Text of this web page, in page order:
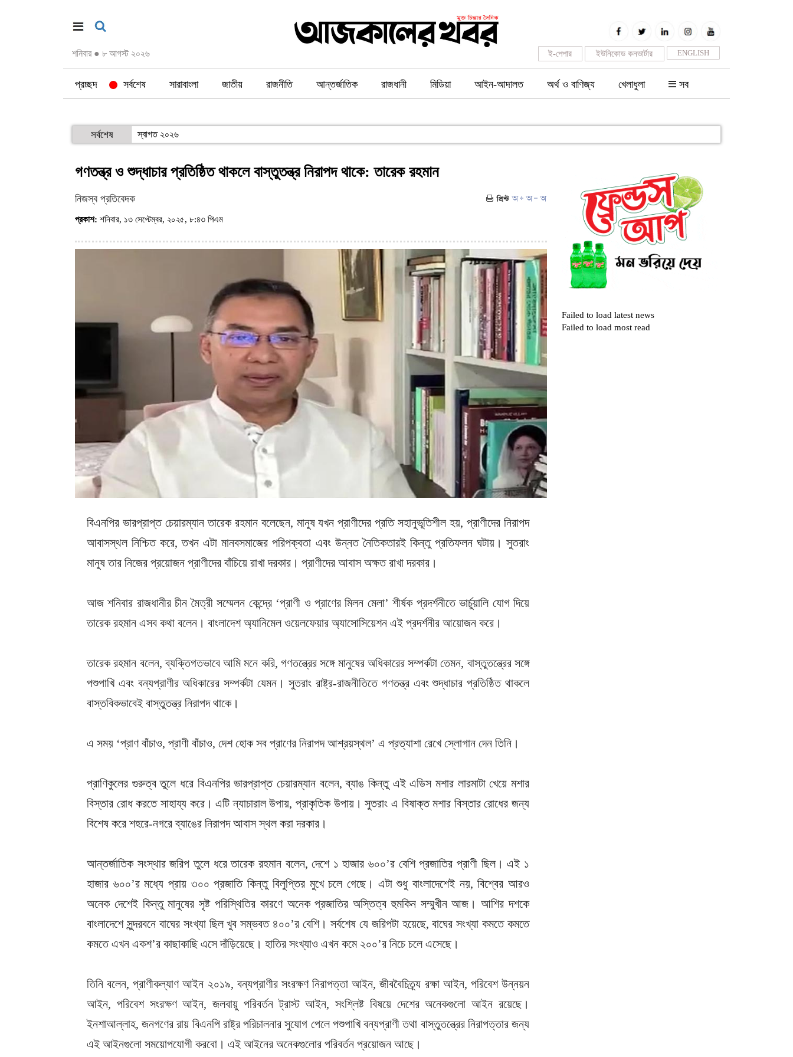
শনিবার ● ৮ আগস্ট ২০২৬ ENGLISH
ইউনিকোড কনভার্টার
ই-পেপার
প্রচ্ছদ সর্বশেষ সারাবাংলা জাতীয় রাজনীতি আন্তর্জাতিক রাজধানী মিডিয়া আইন-আদালত অর্থ ও বাণিজ্য খেলাধুলা সব
সর্বশেষ স্বাগত ২০২৬
গণতন্ত্র ও শুদ্ধাচার প্রতিষ্ঠিত থাকলে বাস্তুতন্ত্র নিরাপদ থাকে: তারেক রহমান
নিজস্ব প্রতিবেদক
প্রকাশ: শনিবার, ১৩ সেপ্টেম্বর, ২০২৫, ৮:৪৩ পিএম
বিএনপির ভারপ্রাপ্ত চেয়ারম্যান তারেক রহমান বলেছেন, মানুষ যখন প্রাণীদের প্রতি সহানুভূতিশীল হয়, প্রাণীদের নিরাপদ
আবাসস্থল নিশ্চিত করে, তখন এটা মানবসমাজের পরিপক্বতা এবং উন্নত নৈতিকতারই কিন্তু প্রতিফলন ঘটায়। সুতরাং
মানুষ তার নিজের প্রয়োজন প্রাণীদের বাঁচিয়ে রাখা দরকার। প্রাণীদের আবাস অক্ষত রাখা দরকার।
আজ শনিবার রাজধানীর চীন মৈত্রী সম্মেলন কেন্দ্রে ‘প্রাণী ও প্রাণের মিলন মেলা’ শীর্ষক প্রদর্শনীতে ভার্চুয়ালি যোগ দিয়ে
তারেক রহমান এসব কথা বলেন। বাংলাদেশ অ্যানিমেল ওয়েলফেয়ার অ্যাসোসিয়েশন এই প্রদর্শনীর আয়োজন করে।
তারেক রহমান বলেন, ব্যক্তিগতভাবে আমি মনে করি, গণতন্ত্রের সঙ্গে মানুষের অধিকারের সম্পর্কটা তেমন, বাস্তুতন্ত্রের সঙ্গে
পশুপাখি এবং বন্যপ্রাণীর অধিকারের সম্পর্কটা যেমন। সুতরাং রাষ্ট্র-রাজনীতিতে গণতন্ত্র এবং শুদ্ধাচার প্রতিষ্ঠিত থাকলে
বাস্তবিকভাবেই বাস্তুতন্ত্র নিরাপদ থাকে।
এ সময় ‘প্রাণ বাঁচাও, প্রাণী বাঁচাও, দেশ হোক সব প্রাণের নিরাপদ আশ্রয়স্থল’ এ প্রত্যাশা রেখে স্লোগান দেন তিনি।
প্রাণিকুলের গুরুত্ব তুলে ধরে বিএনপির ভারপ্রাপ্ত চেয়ারম্যান বলেন, ব্যাঙ কিন্তু এই এডিস মশার লারমাটা খেয়ে মশার
বিস্তার রোধ করতে সাহায্য করে। এটি ন্যাচারাল উপায়, প্রাকৃতিক উপায়। সুতরাং এ বিষাক্ত মশার বিস্তার রোধের জন্য
বিশেষ করে শহরে-নগরে ব্যাঙের নিরাপদ আবাস স্থল করা দরকার।
আন্তর্জাতিক সংস্থার জরিপ তুলে ধরে তারেক রহমান বলেন, দেশে ১ হাজার ৬০০’র বেশি প্রজাতির প্রাণী ছিল। এই ১
হাজার ৬০০’র মধ্যে প্রায় ৩০০ প্রজাতি কিন্তু বিলুপ্তির মুখে চলে গেছে। এটা শুধু বাংলাদেশেই নয়, বিশ্বের আরও
অনেক দেশেই কিন্তু মানুষের সৃষ্ট পরিস্থিতির কারণে অনেক প্রজাতির অস্তিত্ব হুমকিন সম্মুখীন আজ। আশির দশকে
বাংলাদেশে সুন্দরবনে বাঘের সংখ্যা ছিল খুব সম্ভবত ৪০০’র বেশি। সর্বশেষ যে জরিপটা হয়েছে, বাঘের সংখ্যা কমতে কমতে
কমতে এখন একশ’র কাছাকাছি এসে দাঁড়িয়েছে। হাতির সংখ্যাও এখন কমে ২০০’র নিচে চলে এসেছে।
তিনি বলেন, প্রাণীকল্যাণ আইন ২০১৯, বন্যপ্রাণীর সংরক্ষণ নিরাপত্তা আইন, জীববৈচিত্র্য রক্ষা আইন, পরিবেশ উন্নয়ন
আইন, পরিবেশ সংরক্ষণ আইন, জলবায়ু পরিবর্তন ট্রাস্ট আইন, সংশ্লিষ্ট বিষয়ে দেশের অনেকগুলো আইন রয়েছে।
ইনশাআল্লাহ, জনগণের রায় বিএনপি রাষ্ট্র পরিচালনার সুযোগ পেলে পশুপাখি বন্যপ্রাণী তথা বাস্তুতন্ত্রের নিরাপত্তার জন্য
এই আইনগুলো সময়োপযোগী করবো। এই আইনের অনেকগুলোর পরিবর্তন প্রয়োজন আছে।
Failed to load latest news
Failed to load most read